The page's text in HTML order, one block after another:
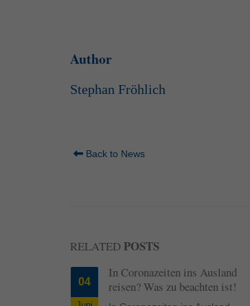
Author
Stephan Fröhlich
Back to News
RELATED POSTS
04
In Coronazeiten ins Ausland
reisen? Was zu beachten ist!